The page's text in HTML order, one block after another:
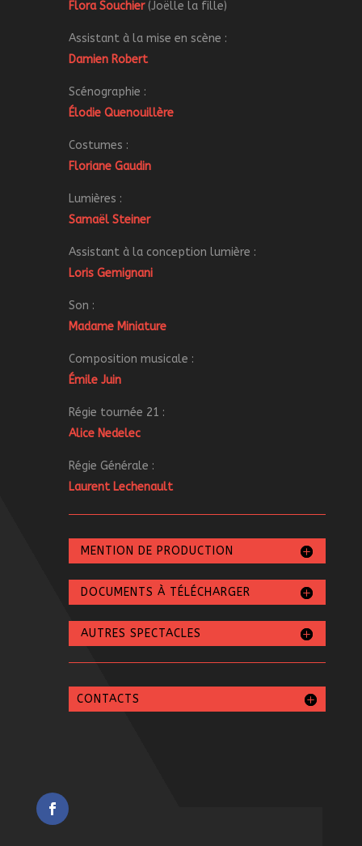
Flora Souchier(Joëlle la fille)
Assistant à la mise en scène :
Damien Robert
Scénographie :
Élodie Quenouillère
Costumes :
Floriane Gaudin
Lumières :
Samaël Steiner
Assistant à la conception lumière :
Loris Gemignani
Son :
Madame Miniature
Composition musicale :
Émile Juin
Régie tournée 21 :
Alice Nedelec
Régie Générale :
Laurent Lechenault
MENTION DE PRODUCTION
DOCUMENTS À TÉLÉCHARGER
AUTRES SPECTACLES
CONTACTS